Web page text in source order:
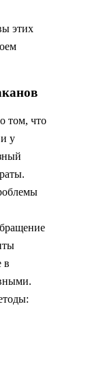
этих
том, что
у
в